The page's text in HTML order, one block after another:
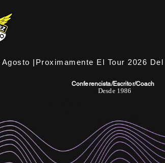
Conferencista/Escritor/Coach
Desde 1986
|Proximamente El Tour 2026